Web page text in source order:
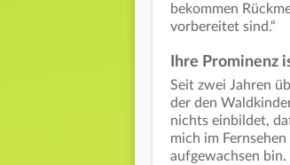
bekommen
vorbereitet sind.“
Ihre Prominenz
Seit zwei Jahren
der den
nichts einbildet,
mich im
aufgewachsen